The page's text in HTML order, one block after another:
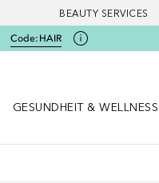
BEAUTY SERVICES
Code: HAIR
GESUNDHEIT & WELLNESS